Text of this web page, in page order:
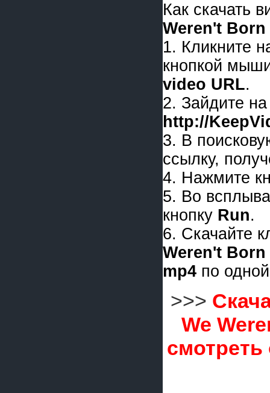
Как скачать
Weren't
1. Кликните
кнопкой
video URL.
2. Зайдите на
http://
3. В
ссылку,
4. Нажмите
5. Во
кнопку Run.
6. Скачайте
Weren't
mp4 по
>>>
We